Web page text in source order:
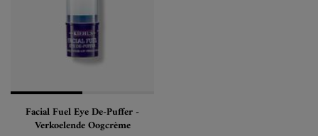
Facial Fuel Eye De-Puffer -
Verkoelende Oogcrème